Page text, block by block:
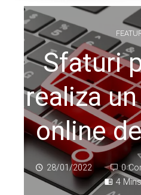
Sfaturi
realiza
online
28/01/2022 0
4